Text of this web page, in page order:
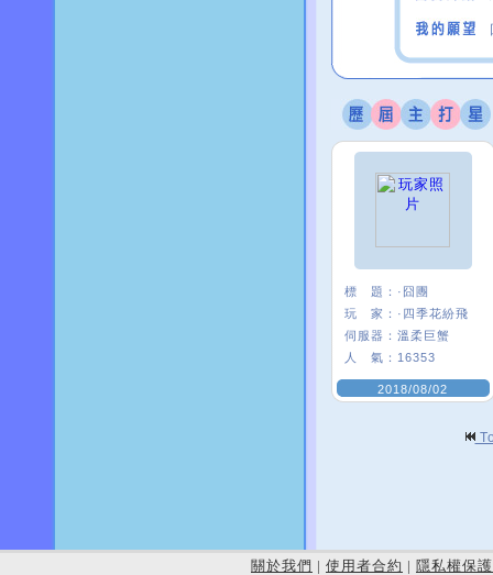
標 題： ·囧團
玩 家： ·四季花紛飛
伺服器： 溫柔巨蟹
人 氣： 16353
2018/08/02
關於我們 | 使用者合約 | 隱私權保護